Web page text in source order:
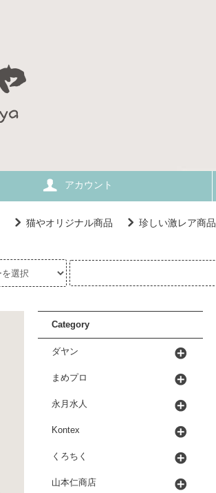
アカウント
猫やオリジナル商品 珍しい激レア商品
Category
ダヤン
まめプロ
永月水人
Kontex
くろちく
山本仁商店